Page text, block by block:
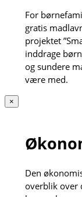
For
gratis
projektet
inddrage
og sundere
være med.
×
Den
overblik over